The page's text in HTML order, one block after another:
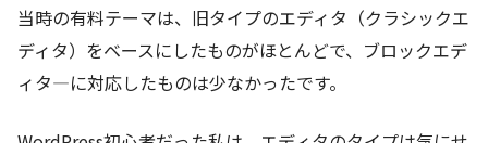
当時の有料テーマは、旧タイプのエディタ（クラシックエ
ディタ）をベースにしたものがほとんどで、ブロックエデ
ィタ―に対応したものは少なかったです。